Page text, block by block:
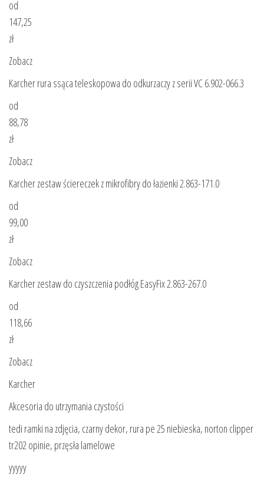
od
147,25
zł
Zobacz
Karcher rura ssąca teleskopowa do odkurzaczy z serii VC 6.902-066.3
od
88,78
zł
Zobacz
Karcher zestaw ściereczek z mikrofibry do łazienki 2.863-171.0
od
99,00
zł
Zobacz
Karcher zestaw do czyszczenia podłóg EasyFix 2.863-267.0
od
118,66
zł
Zobacz
Karcher
Akcesoria do utrzymania czystości
tedi ramki na zdjęcia, czarny dekor, rura pe 25 niebieska, norton clipper
tr202 opinie, przęsła lamelowe
yyyyy